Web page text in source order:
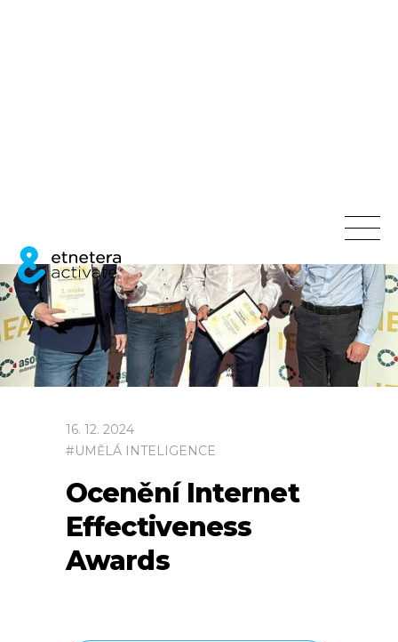
16. 12. 2024
#UMĚLÁ INTELIGENCE
Ocenění Internet
Effectiveness
Awards